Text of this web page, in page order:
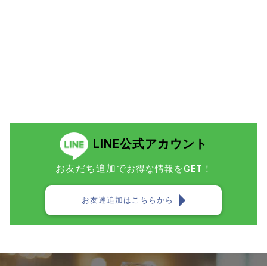
LINE公式アカウント
お友だち追加でお得な情報をGET！
お友達追加はこちらから